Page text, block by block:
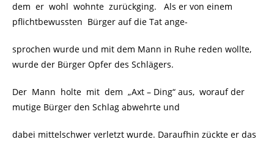
dem er wohl wohnte zurückging. Als er von einem
pflichtbewussten Bürger auf die Tat ange-
sprochen wurde und mit dem Mann in Ruhe reden wollte,
wurde der Bürger Opfer des Schlägers.
Der Mann holte mit dem „Axt – Ding“ aus, worauf der
mutige Bürger den Schlag abwehrte und
dabei mittelschwer verletzt wurde. Daraufhin zückte er das